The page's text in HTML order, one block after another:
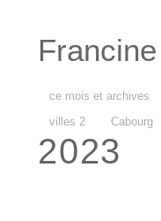
ce mois et archives
villes 2
Cabourg
2023